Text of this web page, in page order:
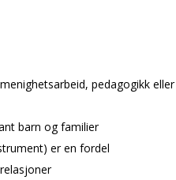
pedagogikk eller
barn og familier
er en fordel